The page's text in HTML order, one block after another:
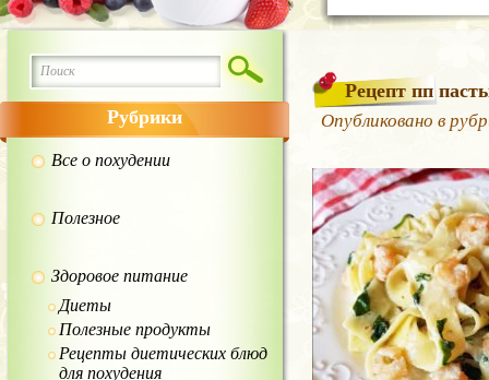
Рубрики
Все о похудении
Полезное
Здоровое питание
Диеты
Полезные продукты
Рецепты диетических блюд
для похудения
Рецепт пп
Опубликовано в